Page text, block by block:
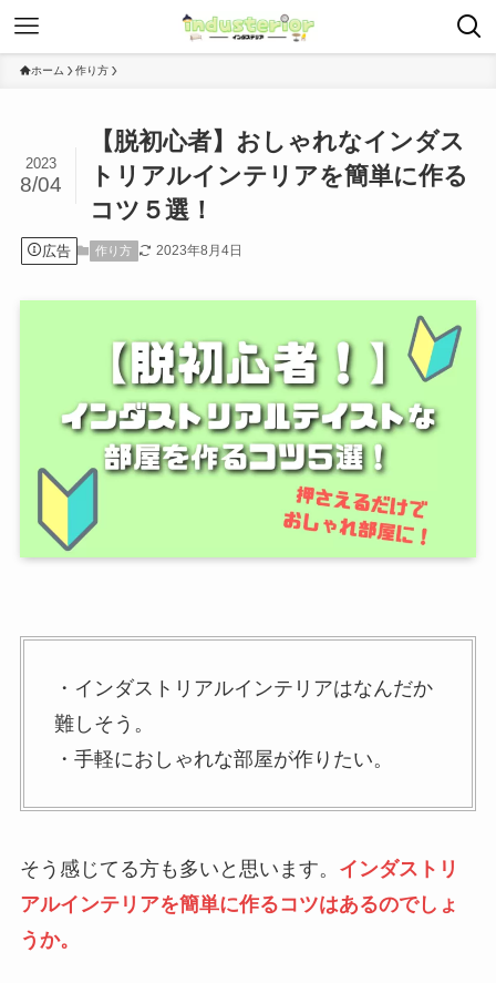
ホーム 作り方
【脱初心者】おしゃれなインダス
トリアルインテリアを簡単に作る
コツ５選！
2023
8/04
広告 作り方 2023年8月4日
・インダストリアルインテリアはなんだか
難しそう。
・手軽におしゃれな部屋が作りたい。
そう感じてる方も多いと思います。 インダストリ
アルインテリアを簡単に作るコツはあるのでしょ
うか。